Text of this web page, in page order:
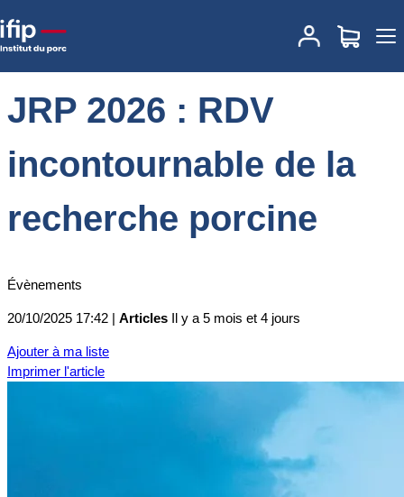
Accueil
JRP 2026 : RDV incontournable de la recherche
porcine
JRP 2026 : RDV
incontournable de la
recherche porcine
Évènements
20/10/2025 17:42 | Articles Il y a 5 mois et 4 jours
Ajouter à ma liste
Imprimer l'article